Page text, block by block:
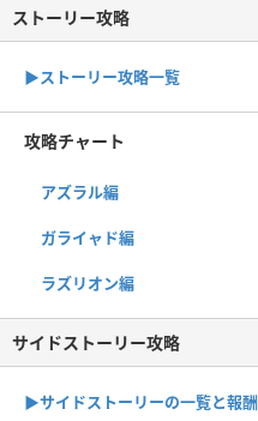
ストーリー攻略
▶︎ストーリー攻略一覧
攻略チャート
アズラル編
ガライャド編
ラズリオン編
サイドストーリー攻略
▶サイドストーリーの一覧と報酬